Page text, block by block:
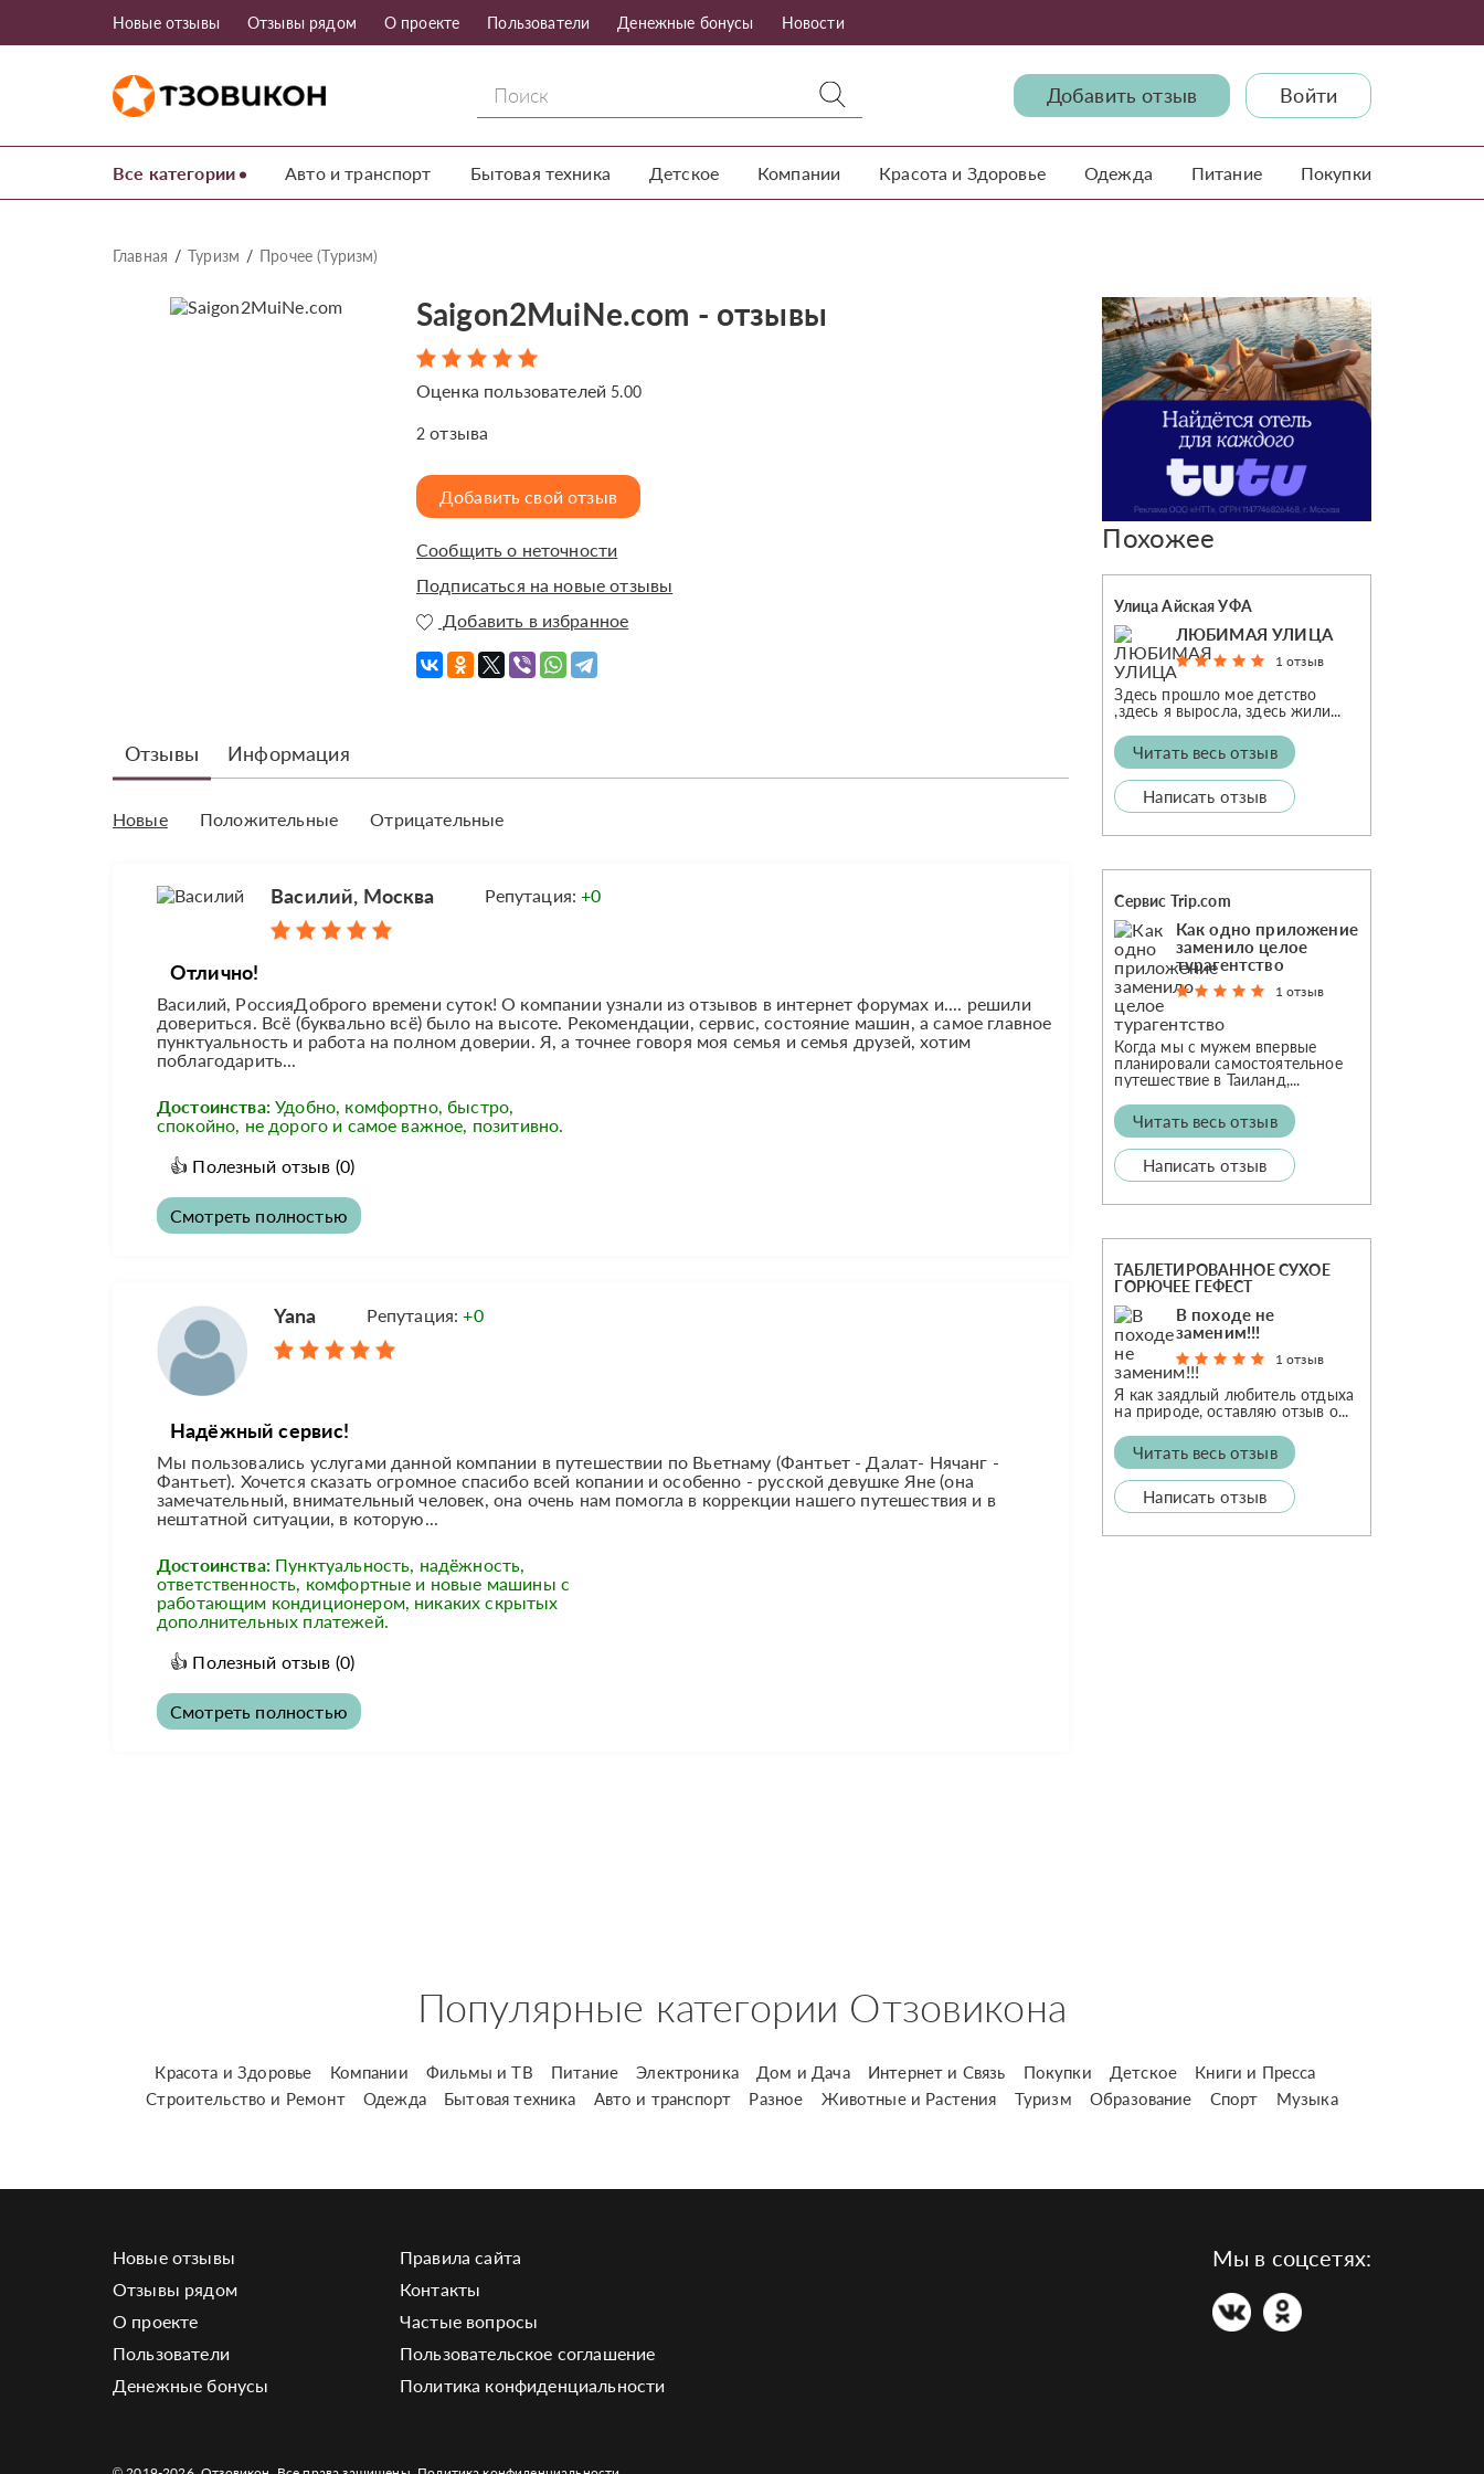
Новые отзывы Отзывы рядом О проекте Пользователи Денежные бонусы Новости
Добавить отзыв Войти
Все категории Авто и транспорт Бытовая техника Детское Компании Красота и Здоровье Одежда Питание Покупки
Главная Туризм Прочее (Туризм)
Saigon2MuiNe.com - отзывы
Оценка пользователей 5.00
2 отзыва
Добавить свой отзыв
Сообщить о неточности
Подписаться на новые отзывы
Добавить в избранное
Отзывы Информация
Новые Положительные Отрицательные
Василий, Москва Репутация:+0
Oтлично!
Василий, РоссияДоброго времени суток! О компании узнали из отзывов в интернет форумах и.... решили
довериться. Всё (буквально всё) было на высоте. Рекомендации, сервис, состояние машин, а самое главное
пунктуальность и работа на полном доверии. Я, а точнее говоря моя семья и семья друзей, хотим
поблагодарить...
Достоинства: Удобно, комфортно, быстро,
спокойно, не дорого и самое важное, позитивно.
👍 Полезный отзыв (0)
Смотреть полностью
Yana Репутация:+0
Надёжный сервис!
Мы пользовались услугами данной компании в путешествии по Вьетнаму (Фантьет - Далат- Нячанг -
Фантьет). Хочется сказать огромное спасибо всей копании и особенно - русской девушке Яне (она
замечательный, внимательный человек, она очень нам помогла в коррекции нашего путешествия и в
нештатной ситуации, в которую...
Достоинства: Пунктуальность, надёжность,
ответственность, комфортные и новые машины с
работающим кондиционером, никаких скрытых
дополнительных платежей.
👍 Полезный отзыв (0)
Смотреть полностью
Похожее
Улица Айская УФА
ЛЮБИМАЯ УЛИЦА
1 отзыв
Здесь прошло мое детство
,здесь я выросла, здесь жили...
Читать весь отзыв
Написать отзыв
Сервис Trip.com
Как одно приложение
заменило целое
турагентство
1 отзыв
Когда мы с мужем впервые
планировали самостоятельное
путешествие в Таиланд,...
Читать весь отзыв
Написать отзыв
ТАБЛЕТИРОВАННОЕ СУХОЕ
ГОРЮЧЕЕ ГЕФЕСТ
В походе не
заменим!!!
1 отзыв
Я как заядлый любитель отдыха
на природе, оставляю отзыв о...
Читать весь отзыв
Написать отзыв
Популярные категории Отзовикона
Красота и Здоровье Компании Фильмы и ТВ Питание Электроника Дом и Дача Интернет и Связь Покупки Детское
Книги и Пресса
Строительство и Ремонт
Одежда Бытовая техника Авто и транспорт Разное Животные и Растения Туризм Образование Спорт Музыка
Новые отзывы
Отзывы рядом
О проекте
Пользователи
Денежные бонусы
Правила сайта
Контакты
Частые вопросы
Пользовательское соглашение
Политика конфиденциальности
Мы в соцсетях: